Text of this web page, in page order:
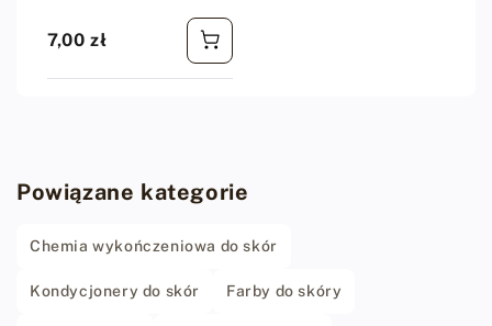
Cena regularna
7,00 zł
Powiązane kategorie
Chemia wykończeniowa do skór
Kondycjonery do skór Farby do skóry